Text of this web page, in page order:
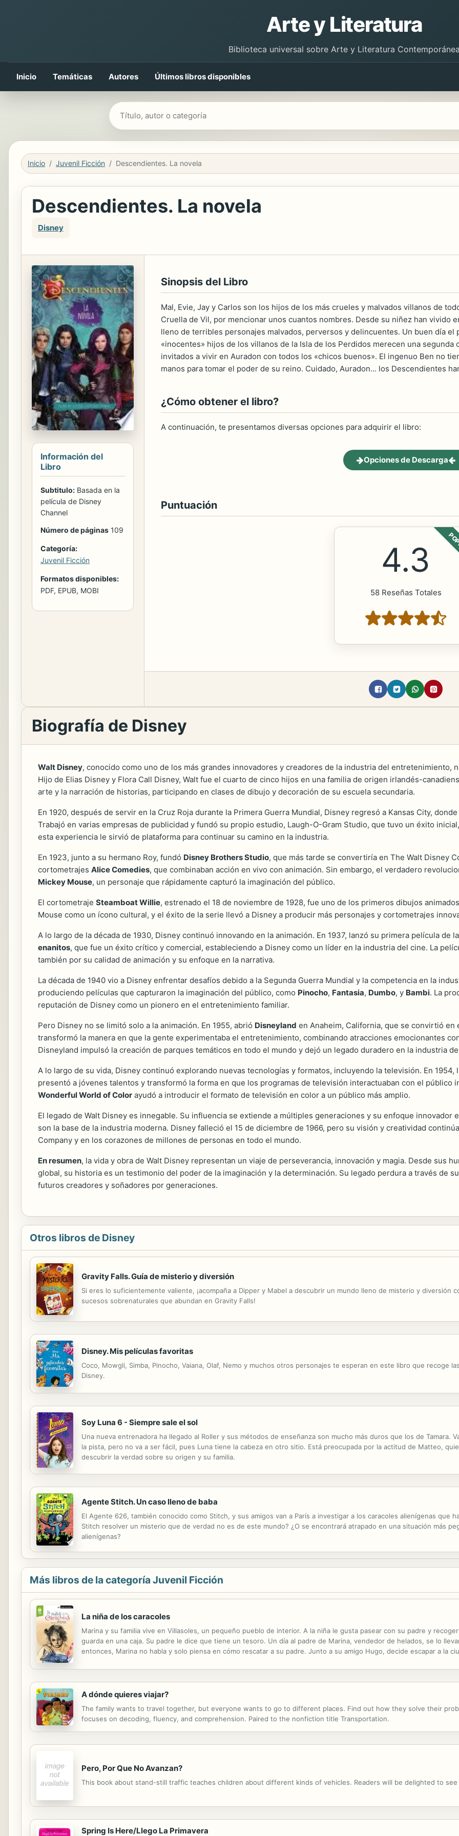
Arte y Literatura
Biblioteca universal sobre Arte y Literatura
Inicio Temáticas Autores Últimos libros disponibles
Buscar libros
Inicio Juvenil Ficción Descendientes. La novela
Descendientes. La novela
Disney
Información del
Libro
Subtitulo: Basada en la
película de Disney
Channel
Número de páginas 109
Categoría:
Juvenil Ficción
Formatos disponibles:
PDF, EPUB, MOBI
Sinopsis del Libro
Mal, Evie, Jay y Carlos son los hijos de los más crueles y malvados villanos de
Cruella de Vil, por mencionar unos cuantos nombres. Desde su niñez han vivido
lleno de terribles personajes malvados, perversos y delincuentes. Un buen día
«inocentes» hijos de los villanos de la Isla de los Perdidos merecen una
invitados a vivir en Auradon con todos los «chicos buenos». El ingenuo Ben no
manos para tomar el poder de su reino. Cuidado, Auradon... los Descendientes
¿Cómo obtener el libro?
A continuación, te presentamos diversas opciones para adquirir el libro:
Opciones de Descarga
Puntuación
4.3
58 Reseñas Totales
Biografía de Disney
Walt Disney, conocido como uno de los más grandes innovadores y creadores de la industria del entretenimiento,
Hijo de Elias Disney y Flora Call Disney, Walt fue el cuarto de cinco hijos en una familia de origen irlandés-
arte y la narración de historias, participando en clases de dibujo y decoración de su escuela secundaria.
En 1920, después de servir en la Cruz Roja durante la Primera Guerra Mundial, Disney regresó a Kansas City,
Trabajó en varias empresas de publicidad y fundó su propio estudio, Laugh-O-Gram Studio, que tuvo un éxito
esta experiencia le sirvió de plataforma para continuar su camino en la industria.
En 1923, junto a su hermano Roy, fundó Disney Brothers Studio, que más tarde se convertiría en The Walt Disney
cortometrajes Alice Comedies, que combinaban acción en vivo con animación. Sin embargo, el verdadero
Mickey Mouse, un personaje que rápidamente capturó la imaginación del público.
El cortometraje Steamboat Willie, estrenado el 18 de noviembre de 1928, fue uno de los primeros dibujos
Mouse como un ícono cultural, y el éxito de la serie llevó a Disney a producir más personajes y cortometrajes
A lo largo de la década de 1930, Disney continuó innovando en la animación. En 1937, lanzó su primera película de
enanitos, que fue un éxito crítico y comercial, estableciendo a Disney como un líder en la industria del cine. La
también por su calidad de animación y su enfoque en la narrativa.
La década de 1940 vio a Disney enfrentar desafíos debido a la Segunda Guerra Mundial y la competencia en la
produciendo películas que capturaron la imaginación del público, como Pinocho, Fantasia, Dumbo, y Bambi. La
reputación de Disney como un pionero en el entretenimiento familiar.
Pero Disney no se limitó solo a la animación. En 1955, abrió Disneyland en Anaheim, California, que se convirtió
transformó la manera en que la gente experimentaba el entretenimiento, combinando atracciones emocionantes
Disneyland impulsó la creación de parques temáticos en todo el mundo y dejó un legado duradero en la industria
A lo largo de su vida, Disney continuó explorando nuevas tecnologías y formatos, incluyendo la televisión. En 1954,
presentó a jóvenes talentos y transformó la forma en que los programas de televisión interactuaban con el público
Wonderful World of Color ayudó a introducir el formato de televisión en color a un público más amplio.
El legado de Walt Disney es innegable. Su influencia se extiende a múltiples generaciones y su enfoque
son la base de la industria moderna. Disney falleció el 15 de diciembre de 1966, pero su visión y creatividad
Company y en los corazones de millones de personas en todo el mundo.
En resumen, la vida y obra de Walt Disney representan un viaje de perseverancia, innovación y magia. Desde sus
global, su historia es un testimonio del poder de la imaginación y la determinación. Su legado perdura a través de
futuros creadores y soñadores por generaciones.
Otros libros de Disney
Gravity Falls. Guía de misterio y diversión
Si eres lo suficientemente valiente, ¡acompaña a Dipper y Mabel a descubrir un mundo lleno de misterio y diversión
sucesos sobrenaturales que abundan en Gravity Falls!
Disney. Mis películas favoritas
Coco, Mowgli, Simba, Pinocho, Vaiana, Olaf, Nemo y muchos otros personajes te esperan en este libro que recoge
Disney.
Soy Luna 6 - Siempre sale el sol
Una nueva entrenadora ha llegado al Roller y sus métodos de enseñanza son mucho más duros que los de Tamara.
la pista, pero no va a ser fácil, pues Luna tiene la cabeza en otro sitio. Está preocupada por la actitud de Matteo,
descubrir la verdad sobre su origen y su familia.
Agente Stitch. Un caso lleno de baba
El Agente 626, también conocido como Stitch, y sus amigos van a París a investigar a los caracoles alienígenas que
Stitch resolver un misterio que de verdad no es de este mundo? ¿O se encontrará atrapado en una situación más
alienígenas?
Más libros de la categoría Juvenil Ficción
La niña de los caracoles
Marina y su familia vive en Villasoles, un pequeño pueblo de interior. A la niña le gusta pasear con su padre y
guarda en una caja. Su padre le dice que tiene un tesoro. Un día al padre de Marina, vendedor de helados, se lo
entonces, Marina no habla y solo piensa en cómo rescatar a su padre. Junto a su amigo Hugo, decide escapar a la
A dónde quieres viajar?
The family wants to travel together, but everyone wants to go to different places. Find out how they solve their
focuses on decoding, fluency, and comprehension. Paired to the nonfiction title Transportation.
Pero, Por Que No Avanzan?
This book about stand-still traffic teaches children about different kinds of vehicles. Readers will be delighted to
Spring Is Here/Llego La Primavera